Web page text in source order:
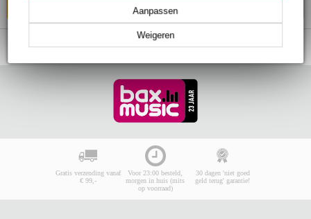
Weigeren
Aanpassen
In mijn winkelwagen
Gratis verzending vanaf
€ 99,-
Voor 23:00 besteld,
morgen in huis (mits
op voorraad)
30 dagen 'niet goed
geld terug' garantie!